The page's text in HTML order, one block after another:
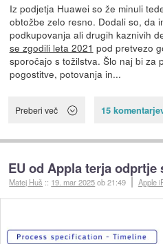
Iz podjetja Huawei so že minuli
obtožbe zelo resno. Dodali so, da
podkupovanja ali drugih kaznivih
se zgodili leta 2021 pod pretvezo
sporočajo s tožilstva. Šlo naj bi za
pogostitve, potovanja in...
Preberi več 15
EU od Appla terja odprtje
Matej Huš :: 19. mar 2025ob 21:49 Apple